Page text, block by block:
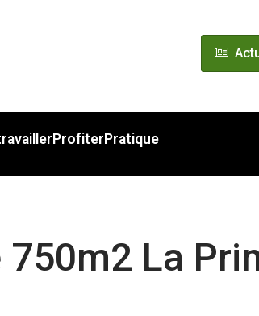
Profiter Pratique
La